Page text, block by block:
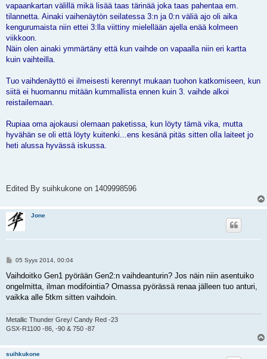
vapaankartan välillä mikä lisää taas tärinää joka taas pahentaa em.
tilannetta. Ainaki vaihenäytön seilatessa 3:n ja 0:n väliä ajo oli aika
kengurumaista niin ettei 3:lla viittiny mielellään ajella enää kolmeen
viikkoon.
Näin olen ainaki ymmärtäny että kun vaihde on vapaalla niin eri kartta
kuin vaihteilla.
Tuo vaihdenäyttö ei ilmeisesti kerennyt mukaan tuohon katkomiseen, kun
siitä ei huomannu mitään kummallista ennen kuin 3. vaihde alkoi
reistailemaan.
Rupiaa oma ajokausi olemaan paketissa, kun löyty tämä vika, mutta
hyvähän se oli että löyty kuitenki...ens kesänä pitäs sitten olla laiteet jo
heti alussa hyvässä iskussa.
Edited By suihkukone on 1409998596
Jone
V
e
t
i
05 Syys 2014, 00:04
Vaihdoitko Gen1 pyörään Gen2:n vaihdeanturin? Jos näin niin asentuiko
ongelmitta, ilman modifointia? Omassa pyörässä renaa jälleen tuo anturi,
vaikka alle 5tkm sitten vaihdoin.
Metallic Thunder Grey/ Candy Red -23
GSX-R1100 -86, -90 & 750 -87
suihkukone